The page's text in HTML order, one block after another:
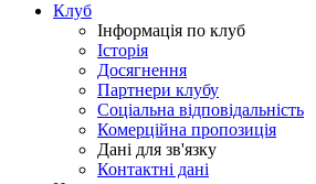
Клуб
Інформація по клуб
Історія
Досягнення
Партнери клубу
Соціальна відповідальність
Комерційна пропозиція
Дані для зв'язку
Контактні дані